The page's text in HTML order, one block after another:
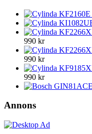
990 kr
990 kr
990 kr
Annons